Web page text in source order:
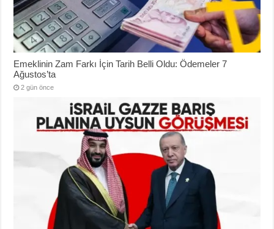
Emeklinin Zam Farkı İçin Tarih Belli Oldu: Ödemeler 7
Ağustos’ta
2 gün önce